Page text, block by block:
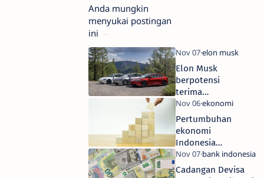
Anda mungkin
menyukai postingan
ini
Elon Musk
berpotensi
terima
kompensasi
saham senilai
Rp 16.700
triliun! Setara 4
tahun APBN
Pertumbuhan
ekonomi
Indonesia
capai 5,04%
pada kuartal
Cadangan Devisa